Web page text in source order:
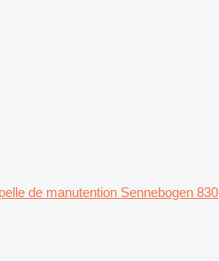
pelle de manutention Sennebogen 830